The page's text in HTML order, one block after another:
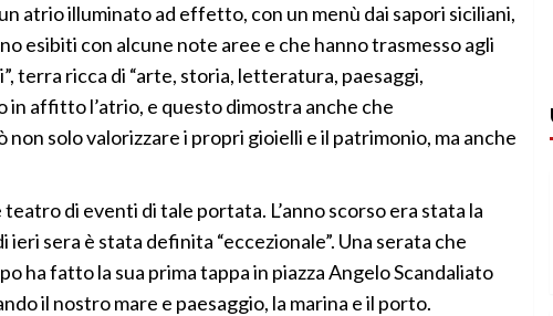
atrio illuminato ad effetto, con un menù dai sapori siciliani,
esibiti con alcune note aree e che hanno trasmesso agli
terra ricca di “arte, storia, letteratura, paesaggi,
in affitto l’atrio, e questo dimostra anche che
non solo valorizzare i propri gioielli e il patrimonio, ma anche
teatro di eventi di tale portata. L’anno scorso era stata la
sera è stata definita “eccezionale”. Una serata che
ha fatto la sua prima tappa in piazza Angelo Scandaliato
il nostro mare e paesaggio, la marina e il porto.